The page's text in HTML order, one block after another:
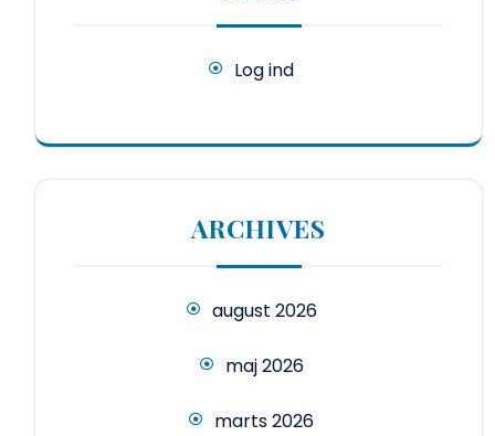
Log ind
ARCHIVES
august 2026
maj 2026
marts 2026